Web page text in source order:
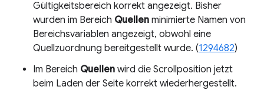
Gültigkeitsbereich korrekt angezeigt. Bisher
wurden im Bereich Quellen minimierte Namen von
Bereichsvariablen angezeigt, obwohl eine
Quellzuordnung bereitgestellt wurde. (1294682)
Im Bereich Quellen wird die Scrollposition jetzt
beim Laden der Seite korrekt wiederhergestellt.